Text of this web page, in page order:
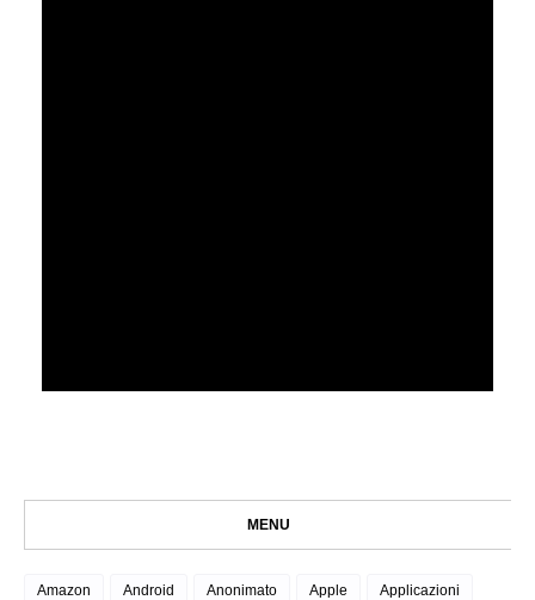
MENU
Amazon Android Anonimato Apple Applicazioni